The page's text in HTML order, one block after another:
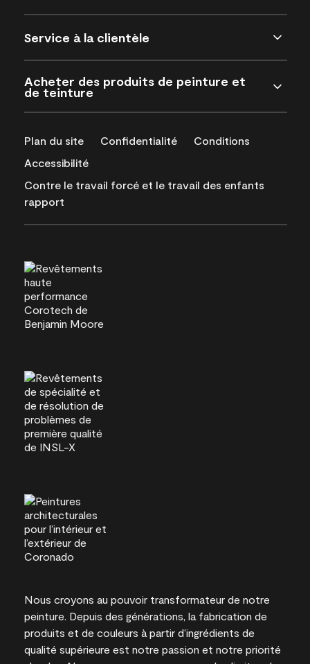
Service à la clientèle
Acheter des produits de peinture et
de teinture
Plan du site Confidentialité
Conditions
Accessibilité
Contre le travail forcé et le travail des enfants
rapport
Nous croyons au pouvoir transformateur de notre
peinture. Depuis des générations, la fabrication de
produits et de couleurs à partir d’ingrédients de
qualité supérieure est notre passion et notre priorité